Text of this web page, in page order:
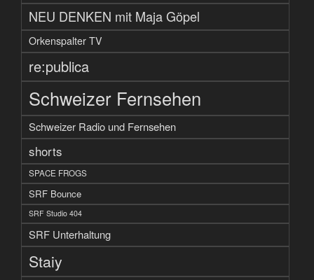
NEU DENKEN mit Maja Göpel
Orkenspalter TV
re:publica
Schweizer Fernsehen
Schweizer Radio und Fernsehen
shorts
SPACE FROGS
SRF Bounce
SRF Studio 404
SRF Unterhaltung
Staiy